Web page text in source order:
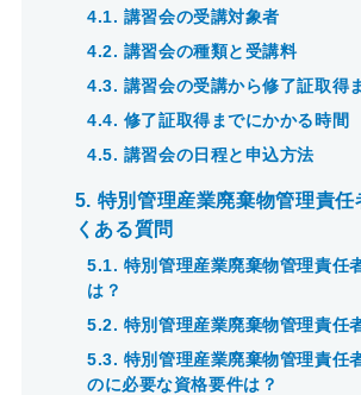
4.1. 講習会の受講対象者
4.2. 講習会の種類と受講料
4.3. 講習会の受講から修了証取得
4.4. 修了証取得までにかかる時間
4.5. 講習会の日程と申込方法
5. 特別管理産業廃棄物管理責任
くある質問
5.1. 特別管理産業廃棄物管理責任
は？
5.2. 特別管理産業廃棄物管理責任
5.3. 特別管理産業廃棄物管理責任
のに必要な資格要件は？